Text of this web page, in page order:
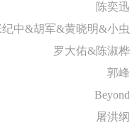
陈奕迅
纪中&胡军&黄晓明&小虫
罗大佑&陈淑桦
郭峰
Beyond
屠洪纲